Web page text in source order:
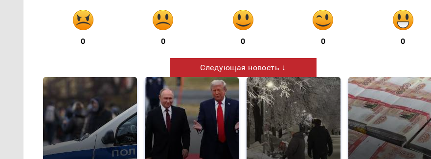
0 0 0 0 0
Следующая новость ↓